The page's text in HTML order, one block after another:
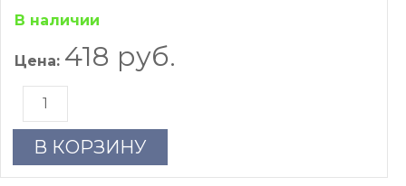
В наличии
Цена: 418 руб.
В КОРЗИНУ